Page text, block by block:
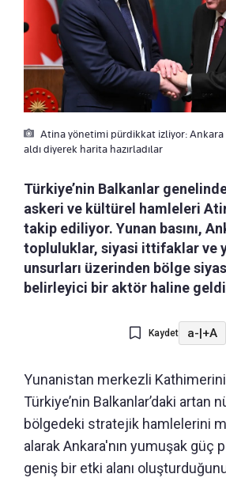
Atina yönetimi pürdikkat izliyor: Ankara
aldı diyerek harita hazırladılar
Türkiye’nin Balkanlar
askeri ve kültürel hamleleri
takip ediliyor. Yunan basını,
topluluklar, siyasi ittifaklar ve
unsurları üzerinden bölge
belirleyici bir aktör haline
Kaydet a-|+A
Yunanistan merkezli
Türkiye’nin Balkanlar’daki artan
bölgedeki stratejik hamlelerini
alarak Ankara'nın yumuşak güç
geniş bir etki alanı oluşturduğunu